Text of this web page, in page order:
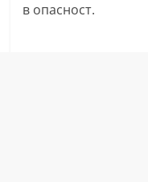
в опасност.